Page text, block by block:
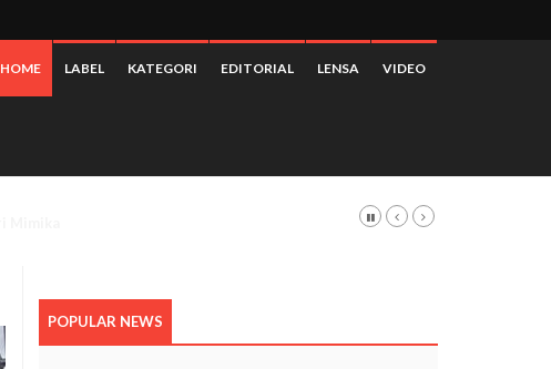
HOME LABEL KATEGORI EDITORIAL LENSA VIDEO
POPULAR NEWS